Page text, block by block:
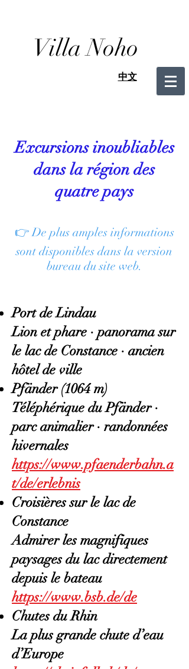
Villa Noho
中文
Excursions inoubliables
dans la région des
quatre pays
👉 De plus amples informations
sont disponibles dans la version
bureau du site web.
Port de Lindau
Lion et phare · panorama sur
le lac de Constance · ancien
hôtel de ville
Pfänder (1064 m)
Téléphérique du Pfänder ·
parc animalier · randonnées
hivernales
https://www.pfaenderbahn.a
t/de/erlebnis
Croisières sur le lac de
Constance
Admirer les magnifiques
paysages du lac directement
depuis le bateau
https://www.bsb.de/de
Chutes du Rhin
La plus grande chute d’eau
d’Europe